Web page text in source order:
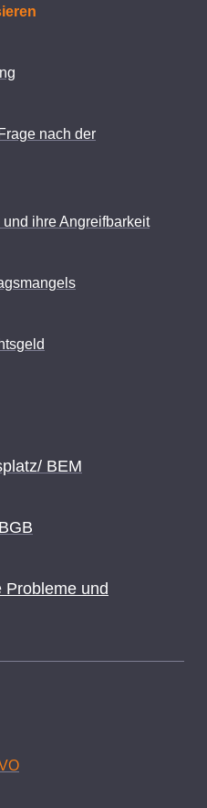
nach der
ihre Angreifbarkeit
BEM
und